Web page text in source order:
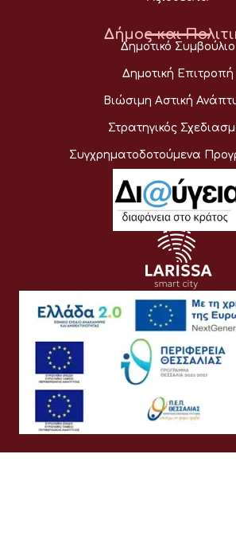
Δήμος και
Δημοτικό Συμβούλιο
Δημοτική Επιτροπή
Βιώσιμη Αστική
Στρατηγικός
Συγχρηματοδοτούμενα